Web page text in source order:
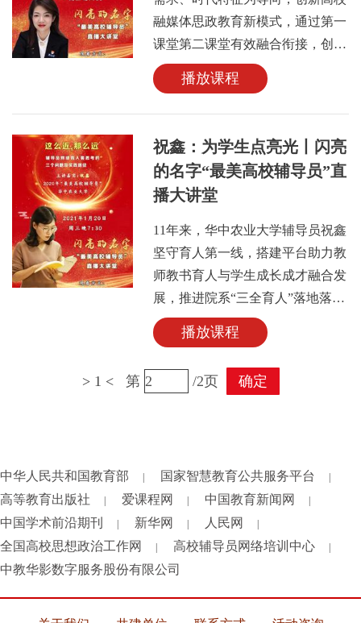
融媒体思政教育新模式，通过第一
课堂第二课堂有效融合衔接，创新
探索新时代青年理论宣讲新路径。
先后入选教育部学习宣传贯彻党的
十九大精神“双巡”活动全国报告团
国教育电视台思政公开课进校园全
国报告团成员，荣获教育部“高校
思想政治工作中青年骨干队伍”建
设项目、全国辅导员职业能力大赛
华南赛区一等奖、全国辅导员工作
论文评选二等奖，云南省教育系
统“优秀共产党员”、云南省首届最
受大学生敬佩辅导员等荣誉。
播放课程
祝鑫：为学生点亮光丨闪亮
的名字“最美高校辅导员”直
播大讲堂
11年来，华中农业大学辅导员祝鑫
坚守育人第一线，搭建平台助力教
师教书育人与学生成长成才融合发
展，推进院系“三全育人”落地落
小；坚持“书信”育人，1600余封信
里的“思政课”寓教于情，用心实
践“精准滴灌”育人法；创新网络思
政，以辅导员工作室形式持续创作
建新时代辅导员网络育人工作模
式，助力学生健康成长。先后获评
全国教育系统先进工作者、全国高
校优秀辅导员，全国巾帼文明岗，
连续三年蝉联全国高校辅导员十
播放课程
> 1 < 第 /2页 确定
中华人民共和国教育部 国家智慧教育公共服务平台
高等教育出版社 爱课程网 中国教育新闻网
中国学术前沿期刊 新华网 人民网
全国高校思想政治工作网 高校辅导员网络培训中心
中教华影数字服务股份有限公司